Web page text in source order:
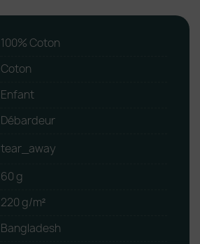
100% Coton
Coton
Enfant
Débardeur
tear_away
60 g
220 g/m²
Bangladesh